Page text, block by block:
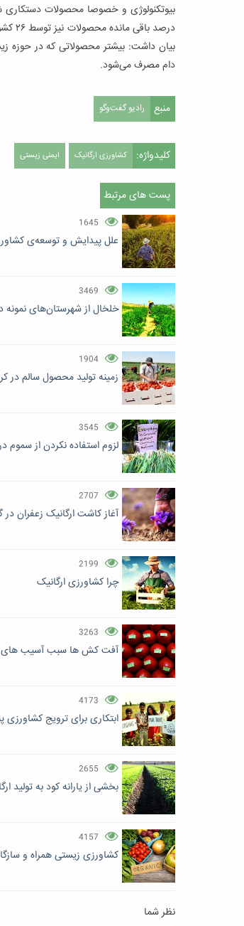
بیان داشت: بیشتر محصولاتی که در حوزه
دام مصرف می‌شود.
منبع رادیو گفت‌وگو
کلیدواژه: کشاورزی ارگانیک ایمنی زیستی
پست های مرتبط
1645
علل پیدایش و توسعه‌ی
3469
خلخال از شهرستان‌های
1904
زمینه تولید محصول سالم در
3545
لزوم استفاده نکردن از
2707
آغاز کاشت ارگانیک زعفران در
2199
چرا کشاورزی ارگانیک
3263
آفت کش ها سبب آسیب های
4173
ابتکاری برای ترویج کشاورزی
2655
بخشی از یارانه کود به تولید
4157
کشاورزی زیستی همراه و
نظر شما